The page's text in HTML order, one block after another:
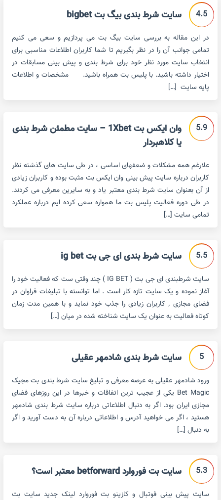
4.5 سایت شرط بندی بیگ بت bigbet
در این مقاله به بررسی سایت بیگ بت می پردازیم و سعی می کنیم
تمامی جوانب آن را در نظر بگیریم تا شما کاربران اطلاعات مناسبی برای
انتخاب سایت مورد نظر خود برای شرط بندی و پیش بینی مسابقات در
اختیار داشته باشید. با پلیس بت همراه باشید. مشخصات و اطلاعات
پایه سایت […]
5.9
وان ایکس بت 1Xbet – سایت مطمئن شرط بندی
یا کلاهبردار
علارغم همه مشکلات و ضعفهای اساسی ، در طی سایت های گذشته نظر
کاربران درباره سایت پیش بینی وان ایکس بت مثبت بوده و کاربران زیادی
از آن بعنوان سایت شرط بندی معتبر یاد و به سایرین معرفی می کردند.
در طی دوره فعالیت پلیس بت ما همواره سعی کرده ایم درباره عملکرد
تمامی سایت […]
5.5 سایت شرط بندی ای جی بت ig bet
سایت شرطبندی ای جی بت ( IG BET ) چند وقتی ست که فعالیت خود را
آغاز نموده و یک سایت تازه کار است . اما توانسته با تبلیغات فراوان در
فضای مجازی ٬ کاربران زیادی را جذب خود نماید و با همین مدت زمان
کوتاه فعالیت به عنوان یک سایت شناخته شده در میان […]
5 سایت شرط بندی شادمهر عقیلی
ورود شادمهر عقیلی به عرصه معرفی و تبلیغ سایت شرط بندی بت مجیک
Bet Magic یکی از عجیب ترین اتفاقات و خبرها در این روزهای فضای
مجازی ایران بود. اگر به دنبال اطلاعاتی درباره سایت شرط بندی شادمهر
هستید ، اگر می خواهید آدرس و اطلاعاتی درباره آن به دست آورید و اگر
به دنبال […]
5.3 سایت بت فوروارد betforward معتبر است؟
سایت پیش بینی فوتبال و کازینو بت فوروارد لینک جدید سایت بت